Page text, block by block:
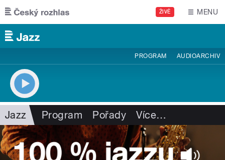
Přejít k hlavnímu obsahu
ŽIVĚ MENU
PROGRAM AUDIOARCHIV
Jazz Program Pořady Více…